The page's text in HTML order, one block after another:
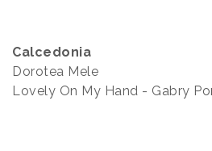
Calcedonia
Dorotea Mele
Lovely On My Hand - Gabry